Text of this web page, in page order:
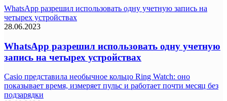
WhatsApp разрешил использовать одну учетную запись на
четырех устройствах
28.06.2023
WhatsApp разрешил использовать одну учетную
запись на четырех устройствах
Casio представила необычное кольцо Ring Watch: оно
показывает время, измеряет пульс и работает почти месяц без
подзарядки